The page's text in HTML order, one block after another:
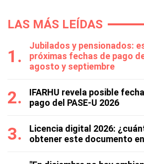
LAS MÁS LEÍDAS
Jubilados y pensionados:
próximas fechas de pago
agosto y septiembre
IFARHU revela posible
pago del PASE-U 2026
Licencia digital 2026:
obtener este documento